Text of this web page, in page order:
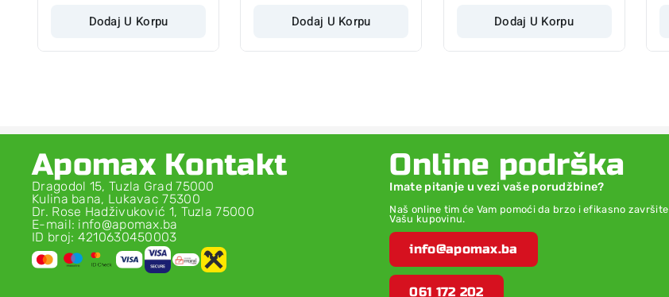
Dodaj U Korpu Dodaj U Korpu Dodaj U Korpu
Apomax Kontakt
Dragodol 15, Tuzla Grad 75000
Kulina bana, Lukavac 75300
Dr. Rose Hadživuković 1, Tuzla 75000
E-mail: info@apomax.ba
ID broj: 4210630450003
Online podrška
Imate pitanje u vezi vaše porudžbine?
Naš online tim će Vam pomoći da brzo i efikasno završite
Vašu kupovinu.
info@apomax.ba
061 172 202